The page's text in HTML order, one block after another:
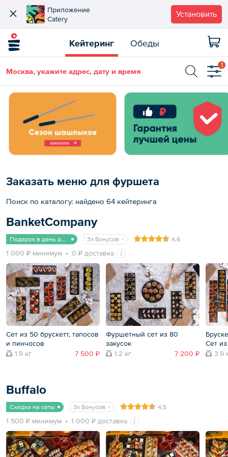
Приложение
Catery
Установить
Кейтеринг Обеды
Москва, укажите адрес, дату и время
1
Заказать меню для фуршета
Поиск по каталогу: найдено 64 кейтеринга
BanketCompany
Подарок в день рождения 3x Бонусов 4,6
1 000 ₽ минимум 0 ₽ доставка
Сет из 50 брускетт, тапосов
и пинчосов
1.9 кг
7 500 ₽
Фуршетный сет из 80
закусок
1.2 кг
7 200 ₽
Сет
3.9
Buffalo
Скидки на сеты 3x Бонусов 4,5
1 500 ₽ минимум 1 000 ₽ доставка